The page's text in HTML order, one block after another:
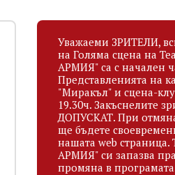
Уважаеми ЗРИТЕЛИ,
на Голяма сцена на
АРМИЯ" са с начален
Представленията на
"Миракъл" и сцена-
19.30ч. Закъснелите
ДОПУСКАТ. При
ще бъдете
нашата web
АРМИЯ" си запазва
промяна в